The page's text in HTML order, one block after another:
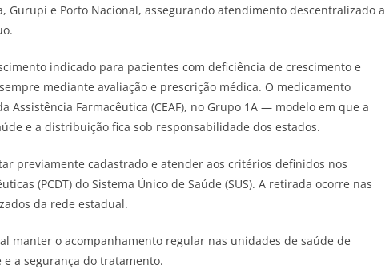
Gurupi e Porto Nacional, assegurando atendimento descentralizado a
indicado para pacientes com deficiência de crescimento e
mediante avaliação e prescrição médica. O medicamento
Assistência Farmacêutica (CEAF), no Grupo 1A — modelo em que a
e a distribuição fica sob responsabilidade dos estados.
previamente cadastrado e atender aos critérios definidos nos
(PCDT) do Sistema Único de Saúde (SUS). A retirada ocorre nas
da rede estadual.
manter o acompanhamento regular nas unidades de saúde de
a segurança do tratamento.